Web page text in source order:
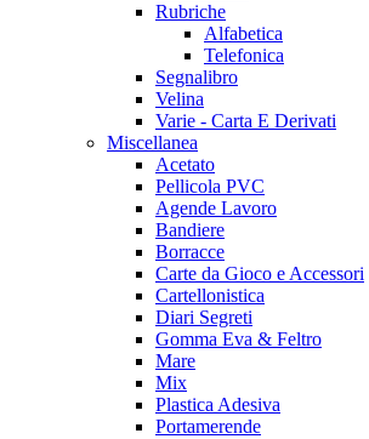
Rubriche
Alfabetica
Telefonica
Segnalibro
Velina
Varie - Carta E Derivati
Miscellanea
Acetato
Pellicola PVC
Agende Lavoro
Bandiere
Borracce
Carte da Gioco e Accessori
Cartellonistica
Diari Segreti
Gomma Eva & Feltro
Mare
Mix
Plastica Adesiva
Portamerende